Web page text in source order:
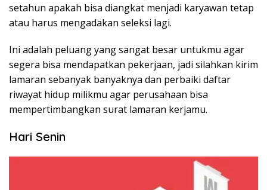
setahun apakah bisa diangkat menjadi karyawan tetap
atau harus mengadakan seleksi lagi.
Ini adalah peluang yang sangat besar untukmu agar
segera bisa mendapatkan pekerjaan, jadi silahkan kirim
lamaran sebanyak banyaknya dan perbaiki daftar
riwayat hidup milikmu agar perusahaan bisa
mempertimbangkan surat lamaran kerjamu.
Hari Senin